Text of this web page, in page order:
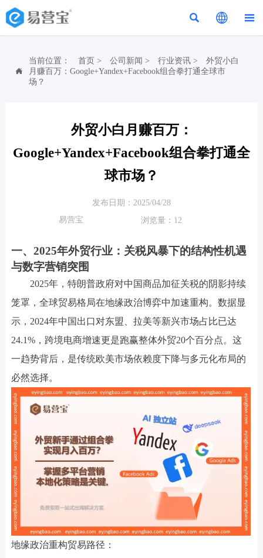
  

当前位置： 首页 > 公司新闻 > 行业资讯>
外贸小白
月赚百万：Google+Yandex+Facebook组合拳打通全球市
场？
外贸小白月赚百万：
Google+Yandex+Facebook组合拳打通全
球市场？
发布日期：2025/04/28
易营宝
浏览量：12
一、2025年外贸行业：关税风暴下的结构性机遇
与数字营销突围
2025年，特朗普政府对中国商品加征关税的阴影持续
笼罩，全球贸易格局在地缘政治博弈中加速重构。数据显
示，2024年中国出口对东盟、拉美等新兴市场占比已达
24.1%，跨境电商增速更是跑赢整体外贸20个百分点。这
一趋势背后，是传统欧美市场依赖度下降与多元化布局的
必然选择。
地缘政治重构贸易路径：